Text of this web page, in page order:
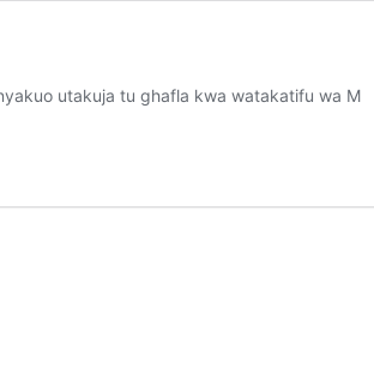
utakuja tu ghafla kwa watakatifu wa M